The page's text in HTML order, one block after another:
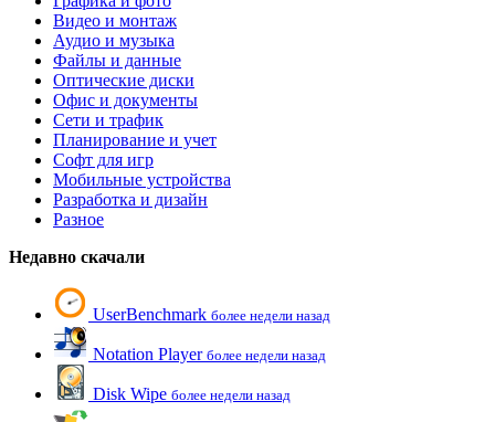
Видео и монтаж
Аудио и музыка
Файлы и данные
Оптические диски
Офис и документы
Сети и трафик
Планирование и учет
Софт для игр
Мобильные устройства
Разработка и дизайн
Разное
Недавно скачали
UserBenchmark более недели назад
Notation Player более недели назад
Disk Wipe более недели назад